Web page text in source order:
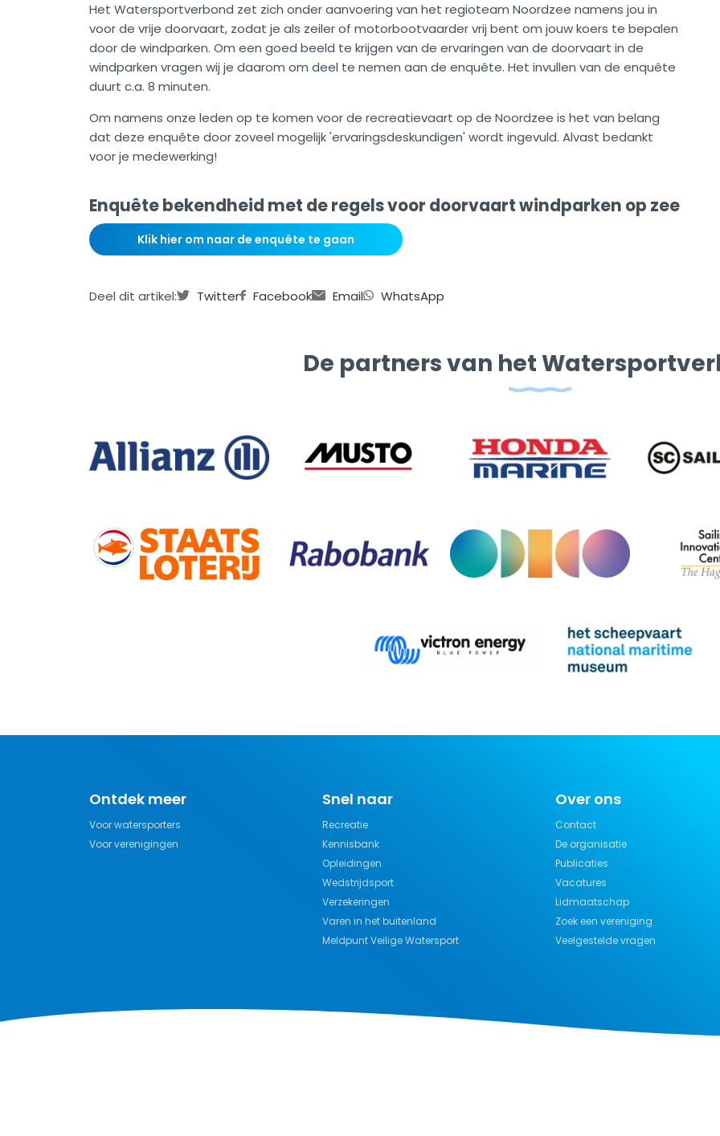
Het Watersportverbond zet zich onder aanvoering van het regioteam Noordzee namens jou in
voor de vrije doorvaart, zodat je als zeiler of motorbootvaarder vrij bent om jouw koers te bepalen
door de windparken. Om een goed beeld te krijgen van de ervaringen van de doorvaart in de
windparken vragen wij je daarom om deel te nemen aan de enquête. Het invullen van de enquête
duurt c.a. 8 minuten.
Om namens onze leden op te komen voor de recreatievaart op de Noordzee is het van belang
dat deze enquête door zoveel mogelijk 'ervaringsdeskundigen' wordt ingevuld. Alvast bedankt
voor je medewerking!
Enquête bekendheid met de regels voor doorvaart windparken op zee
Klik hier om naar de enquête te gaan
Deel dit artikel: Twitter Facebook Email WhatsApp
De partners van het
Ontdek meer
Voor watersporters
Voor verenigingen
Snel naar
Recreatie
Kennisbank
Opleidingen
Wedstrijdsport
Verzekeringen
Varen in het buitenland
Meldpunt Veilige Watersport
Over ons
Contact
De organisatie
Publicaties
Vacatures
Lidmaatschap
Zoek een vereniging
Veelgestelde vragen